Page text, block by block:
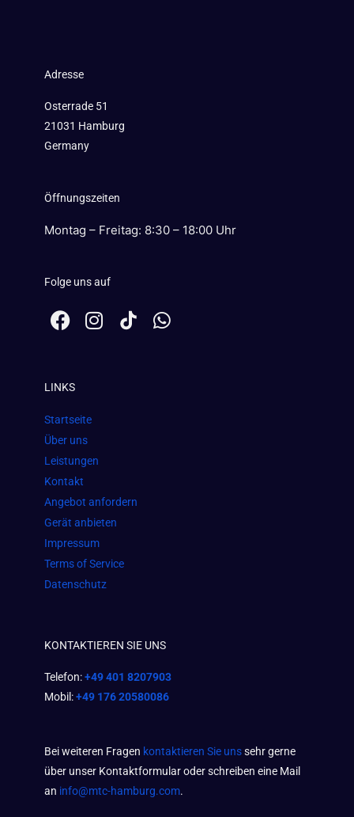
Adresse
Osterrade 51
21031 Hamburg
Germany
Öffnungszeiten
Montag – Freitag: 8:30 – 18:00 Uhr
Folge uns auf
F
a
b
o
o
k
I
n
m
W
h
LINKS
Startseite
Über uns
Leistungen
Kontakt
Angebot anfordern
Gerät anbieten
Impressum
Terms of Service
Datenschutz
KONTAKTIEREN SIE UNS
Telefon:+49 401 8207903
Mobil:+49 176 20580086
Bei weiteren Fragen kontaktieren Sie unssehr gerne
über unser Kontaktformular oder schreiben eine Mail
an info@mtc-hamburg.com.